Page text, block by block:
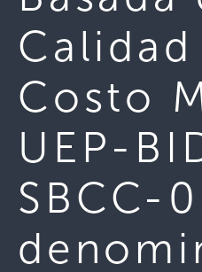
Costo
UEP-
SBCC-